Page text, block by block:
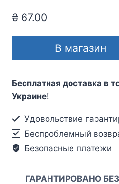
₴ 67.00
В магазин
Бесплатная доставка в
Украине!
Удовольствие
Беспроблемный
Безопасные платежи
ГАРАНТИРОВАНО